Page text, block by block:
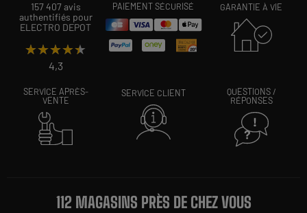
157 407 avis
authentifiés pour
ELECTRO DEPOT
★★★★★
★★★★★
4,3
PAIEMENT SÉCURISÉ GARANTIE À VIE
SERVICE APRÈS-
VENTE
SERVICE CLIENT
QUESTIONS /
RÉPONSES
112 MAGASINS PRÈS DE CHEZ VOUS